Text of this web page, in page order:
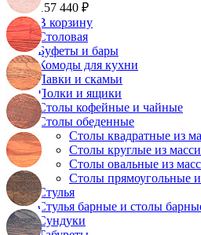
157 440 ₽
В корзину
Столовая
Буфеты и бары
Комоды для кухни
Лавки и скамьи
Полки и ящики
Столы кофейные и чайные
Столы обеденные
Столы квадратные из
Столы круглые из
Столы овальные из
Столы прямоугольные
Стулья
Стулья барные и столы
Сундуки